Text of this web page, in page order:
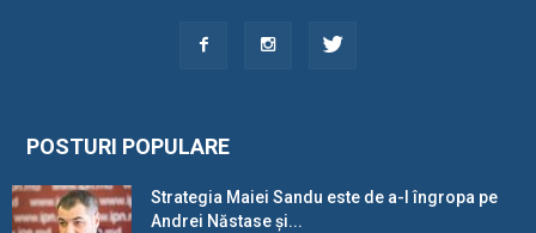
POSTURI POPULARE
Strategia Maiei Sandu este de a-l îngropa pe
Andrei Năstase și...